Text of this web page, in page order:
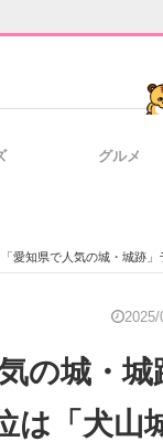
製品の総合サイト
グルメ
「愛知県で人気の城・城跡」ラン
2025/
気の城・
「犬山